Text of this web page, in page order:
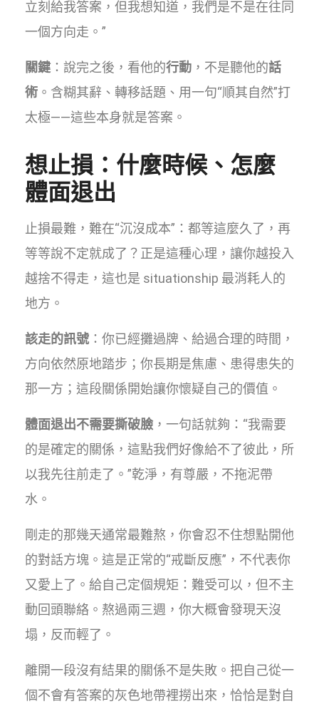
立刻給我答案，但我想知道，我們是不是在往同
一個方向走。”
關鍵 ：說完之後，看他的行動 ，不是聽他的話
術 。含糊其辭、轉移話題、用一句“順其自然”打
太極——這些本身就是答案。
想止損：什麼時候、怎麼
體面退出
止損最難，難在“沉沒成本”：都等這麼久了，再
等等說不定就成了？正是這種心理，讓你越投入
越捨不得走，這也是 situationship 最消耗人的
地方。
該走的訊號 ：你已經攤過牌、給過合理的時間，
方向依然原地踏步；你長期是焦慮、患得患失的
那一方；這段關係開始讓你懷疑自己的價值。
體面退出不需要撕破臉 ，一句話就夠：“我需要
的是確定的關係，這點我們好像給不了彼此，所
以我先往前走了。”乾淨，有尊嚴，不拖泥帶
水。
剛走的那幾天通常最難熬，你會忍不住想點開他
的對話方塊。這是正常的“戒斷反應”，不代表你
又愛上了。給自己定個規矩：難受可以，但不主
動回頭聯絡。熬過兩三週，你大概會發現天沒
塌，反而輕了。
離開一段沒有結果的關係不是失敗。把自己從一
個不會有答案的灰色地帶裡撈出來，恰恰是對自